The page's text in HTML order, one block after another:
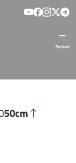
Sezioni
50cm